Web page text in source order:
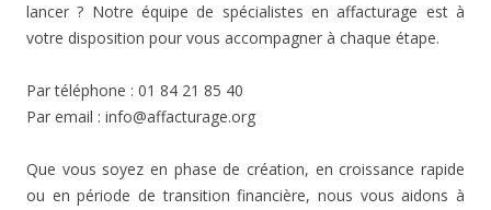
lancer ? Notre équipe de spécialistes en affacturage est à
votre disposition pour vous accompagner à chaque étape.
Par téléphone : 01 84 21 85 40
Par email : info@affacturage.org
Que vous soyez en phase de création, en croissance rapide
ou en période de transition financière, nous vous aidons à